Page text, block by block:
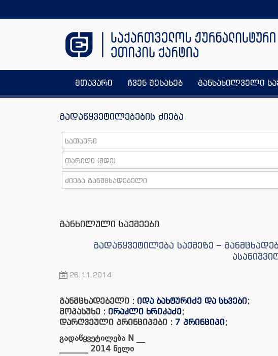
მთავარი ჩვენ შესახებ განსახილველი
გადაწყვეტილებების ძიება
განხილული საქმეები
გადაწყვეტილება საქმეზე –
26.11.2014
განმცხადებელი : იდა ბახტურიძე და სხვები;
მოპასუხე : ირაკლი ხრიკაძე;
დარღვეული პრინციპები : 7 პრინციპი;
გადაწყვეტილება N
2014 წელი